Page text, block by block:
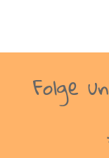
Folge